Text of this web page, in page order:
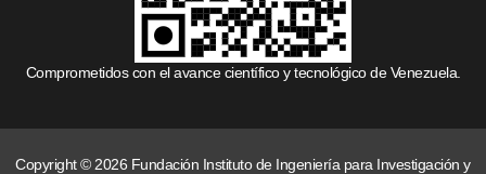
Comprometidos con el avance científico y tecnológico de Venezuela.
Copyright © 2026 Fundación Instituto de Ingeniería para Investigación y